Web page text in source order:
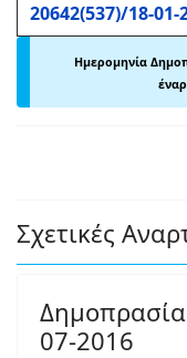
20642(537)/18-01-
Ημερομηνία
Σχετικές
07-2016